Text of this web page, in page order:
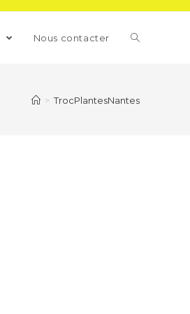
Nous contacter
> TrocPlantesNantes